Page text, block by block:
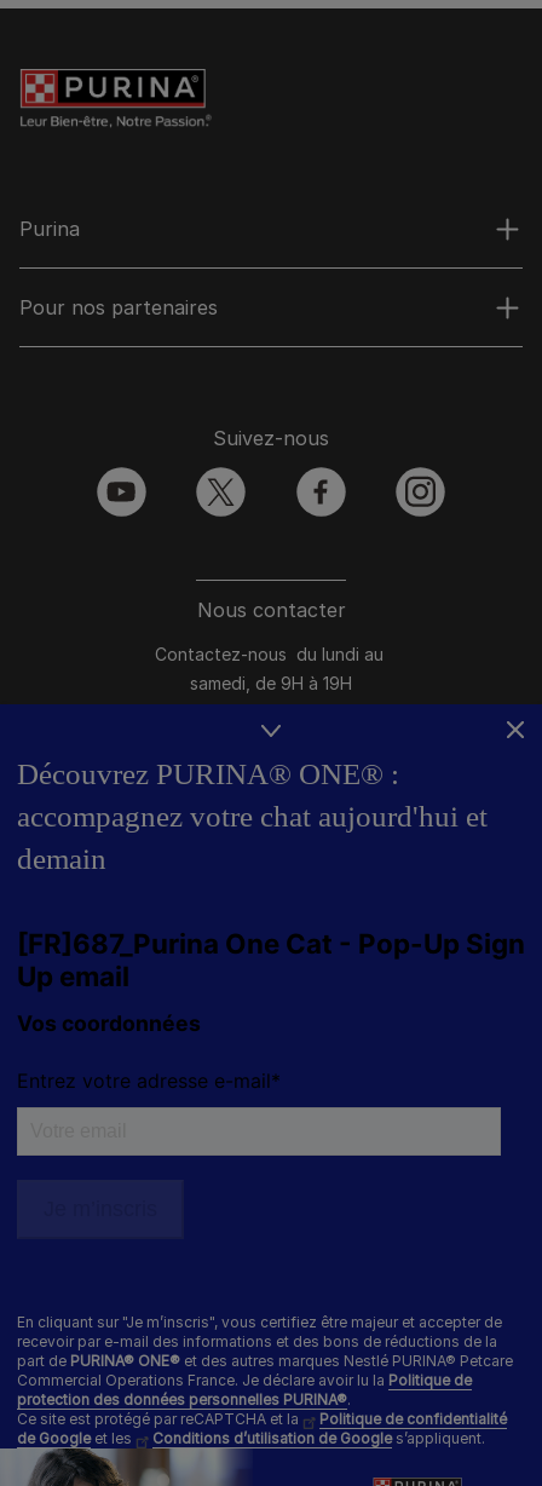
Découvrez PURINA® ONE® :
accompagnez votre chat aujourd'hui et
demain
En cliquant sur "Je m’inscris", vous certifiez être majeur et accepter de
recevoir par e-mail des informations et des bons de réductions de la
part de PURINA® ONE® et des autres marques Nestlé PURINA® Petcare
Commercial Operations France. Je déclare avoir lu la Politique de
protection des données personnelles PURINA®.
Ce site est protégé par reCAPTCHA et la
Politique de confidentialité
de Googleet les Conditions d’utilisation de Googles’appliquent.
Purina
Pour nos partenaires
Nous contacter
Contactez-nous du lundi au
samedi, de 9H à 19H
Conversation instantanée en ligne
du lundi au vendredi, de 10H à 16H
>Nous écrire
0 800 22 64 62
Suivez-nous
youtube twitter facebook instagram
Sitemap